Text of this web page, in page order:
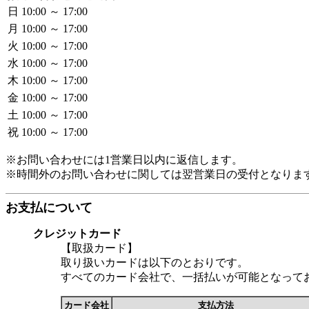
日 10:00 ～ 17:00
月 10:00 ～ 17:00
火 10:00 ～ 17:00
水 10:00 ～ 17:00
木 10:00 ～ 17:00
金 10:00 ～ 17:00
土 10:00 ～ 17:00
祝 10:00 ～ 17:00
※お問い合わせには1営業日以内に返信します。
※時間外のお問い合わせに関しては翌営業日の受付となりま
お支払について
クレジットカード
【取扱カード】
取り扱いカードは以下のとおりです。
すべてのカード会社で、一括払いが可能となって
カード会社
支払方法